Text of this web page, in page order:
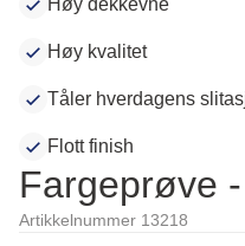
Høy dekkevne
Høy kvalitet
Tåler hverdagens
Flott finish
Fargeprøve
Artikkelnummer 13218